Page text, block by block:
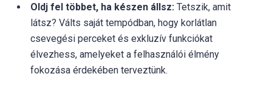
Oldj fel többet, ha készen állsz: Tetszik, amit
látsz? Válts saját tempódban, hogy korlátlan
csevegési perceket és exkluzív funkciókat
élvezhess, amelyeket a felhasználói élmény
fokozása érdekében terveztünk.